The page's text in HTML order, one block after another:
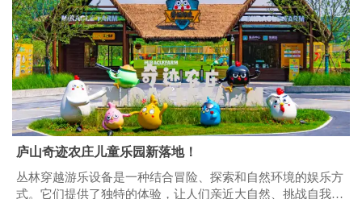
庐山奇迹农庄儿童乐园新落地！
丛林穿越游乐设备是一种结合冒险、探索和自然环境的娱乐方
式。它们提供了独特的体验，让人们亲近大自然、挑战自我，